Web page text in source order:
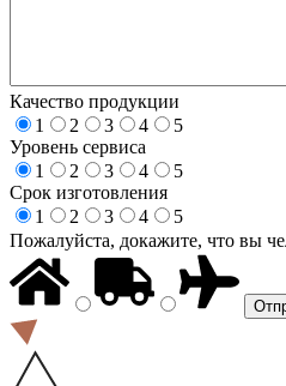
Качество продукции
1
2 3 4
5
Уровень сервиса
1
2 3 4
5
Срок изготовления
1
2 3 4
5
Пожалуйста, докажите, что вы